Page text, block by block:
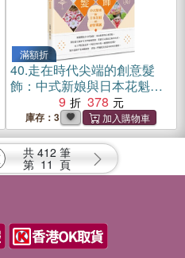
滿額折
40.走在時代尖端的創意髮
飾：中式新娘與日本花魁的
嶄新風貌9 378
庫存：3
共 412 筆
第 11 頁